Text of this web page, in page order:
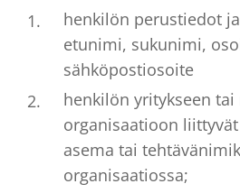
henkilön perustiedot
etunimi, sukunimi,
sähköpostiosoite
henkilön yritykseen
organisaatioon
asema tai
organisaatiossa;